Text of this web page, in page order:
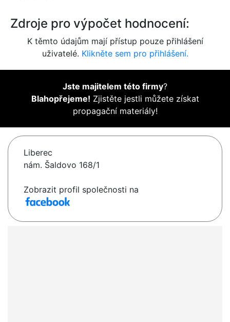
Zdroje pro výpočet hodnocení:
K těmto údajům mají přístup pouze přihlášení
uživatelé. Klikněte sem pro přihlášení.
Jste majitelem této firmy?
Blahopřejeme! Zjistěte jestli můžete získat
propagační materiály!
Liberec
nám. Šaldovo 168/1
Zobrazit profil společnosti na